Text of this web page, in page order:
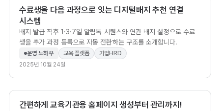
수료생을 다음 과정으로 잇는 디지털배지 추천 연결
시스템
배지 발급 직후 1·3·7일 알림톡 시퀀스와 연관 배지 설정으로 수료
생을 추가 과정 등록으로 자동 전환하는 구조를 소개합니다.
운영 노하우 교육 플랫폼
기업HRD
2025년 10월 24일
간편하게 교육기관용 홈페이지 생성부터 관리까지!